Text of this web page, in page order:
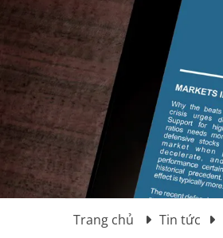
Trang chủ Tin tức